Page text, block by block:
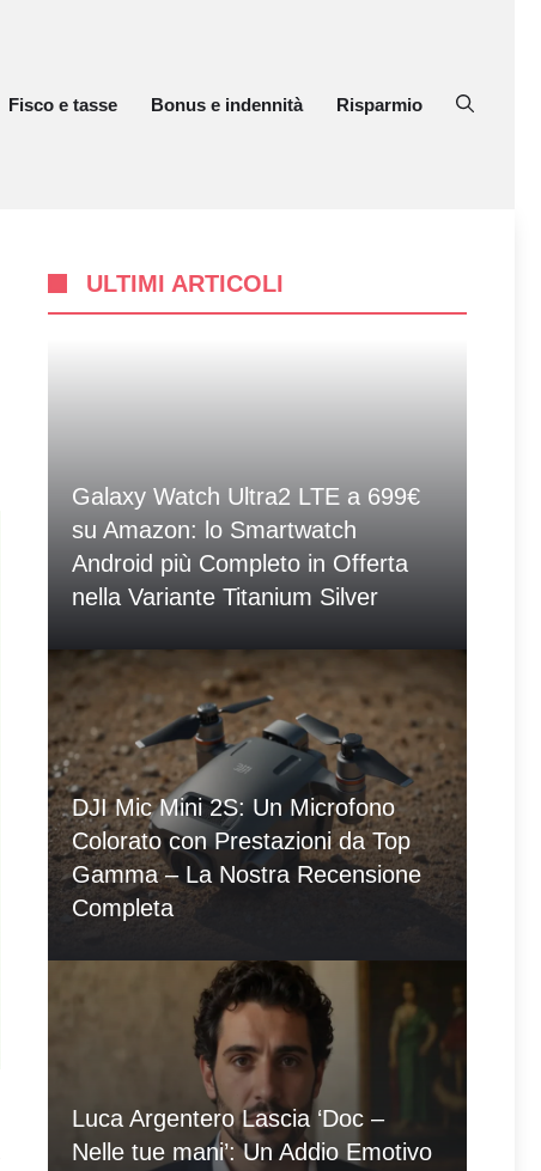
Fisco e tasse Bonus e indennità Risparmio
ULTIMI ARTICOLI
Galaxy Watch Ultra2 LTE a 699€
su Amazon: lo Smartwatch
Android più Completo in Offerta
nella Variante Titanium Silver
DJI Mic Mini 2S: Un Microfono
Colorato con Prestazioni da Top
Gamma – La Nostra Recensione
Completa
Luca Argentero Lascia ‘Doc –
Nelle tue mani’: Un Addio Emotivo